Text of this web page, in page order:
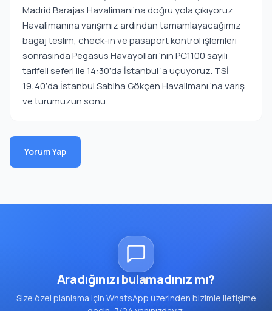
Madrid Barajas Havalimanı’na doğru yola çıkıyoruz.
Havalimanına varışımız ardından tamamlayacağımız
bagaj teslim, check-in ve pasaport kontrol işlemleri
sonrasında Pegasus Havayolları ‘nın PC1100 sayılı
tarifeli seferi ile 14:30‘da İstanbul ‘a uçuyoruz. TSİ
19:40‘da İstanbul Sabiha Gökçen Havalimanı ‘na varış
ve turumuzun sonu.
Yorum Yap
Aradığınızı bulamadınız mı?
Size özel planlama için WhatsApp üzerinden bizimle iletişime